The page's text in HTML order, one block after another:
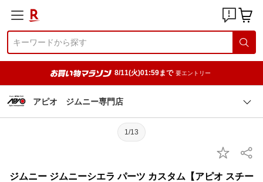
8/11(火)01:59まで 要エントリー
アピオ ジムニー専門店
1/13
ジムニー ジムニーシエラ パーツ カスタム【アピオ スチー